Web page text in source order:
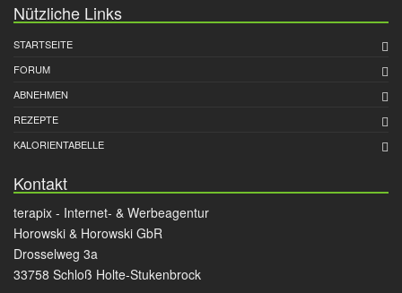
Nützliche Links
STARTSEITE
FORUM
ABNEHMEN
REZEPTE
KALORIENTABELLE
Kontakt
terapix - Internet- & Werbeagentur
Horowski & Horowski GbR
Drosselweg 3a
33758 Schloß Holte-Stukenbrock